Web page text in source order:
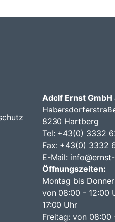
Adolf Ernst GmbH
8230 Hartberg
Tel: +43(0) 3332
Fax: +43(0) 3332
E-Mail:
Öffnungszeiten:
Montag bis
von 08:00 - 12:00
17:00 Uhr
Freitag: von 08:00